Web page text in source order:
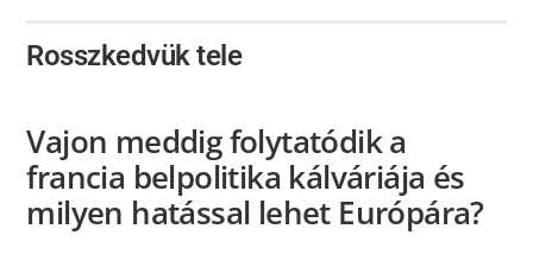
Rosszkedvük tele
Vajon meddig folytatódik a
francia belpolitika kálváriája és
milyen hatással lehet Európára?